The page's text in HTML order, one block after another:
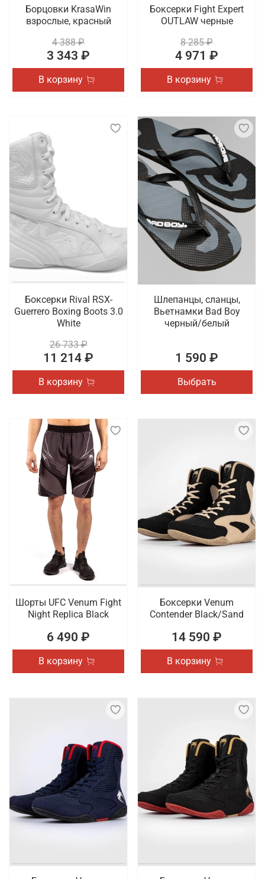
Борцовки KrasaWin
взрослые, красный
4 388 ₽
3 343 ₽
В корзину
Боксерки Fight Expert
OUTLAW черные
8 285 ₽
4 971 ₽
В корзину
Боксерки Rival RSX-
Guerrero Boxing Boots 3.0
White
26 733 ₽
11 214 ₽
В корзину
Шлепанцы, сланцы,
Вьетнамки Bad Boy
черный/белый
1 590 ₽
Выбрать
Шорты UFC Venum Fight
Night Replica Black
6 490 ₽
В корзину
Боксерки Venum
Contender Black/Sand
14 590 ₽
В корзину